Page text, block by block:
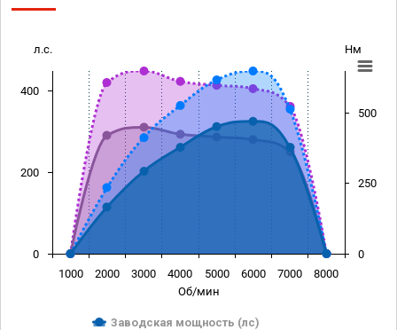
Об/мин
л.с. Нм
Заводская мощность (лс)
1000 2000 3000 4000 5000 6000 7000 8000
0
200
400
0
250
500